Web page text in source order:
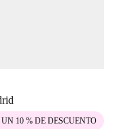
10 % DE DESCUENTO